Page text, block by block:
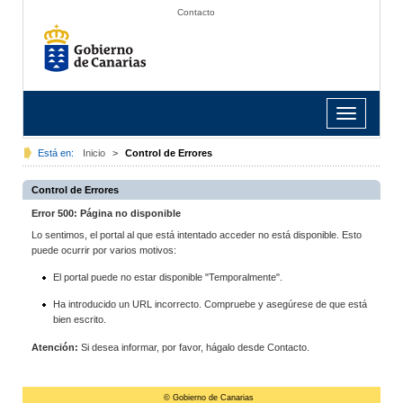
Contacto
Toggle
navigation
Está en: Inicio > Control de Errores
Control de Errores
Error 500: Página no disponible
Lo sentimos, el portal al que está intentado acceder no está disponible. Esto
puede ocurrir por varios motivos:
El portal puede no estar disponible "Temporalmente".
Ha introducido un URL incorrecto. Compruebe y asegúrese de que está
bien escrito.
Atención: Si desea informar, por favor, hágalo desde Contacto.
© Gobierno de Canarias